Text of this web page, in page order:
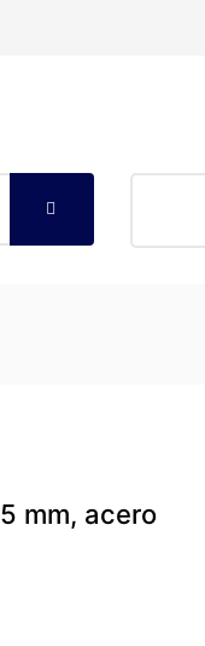
mm, acero